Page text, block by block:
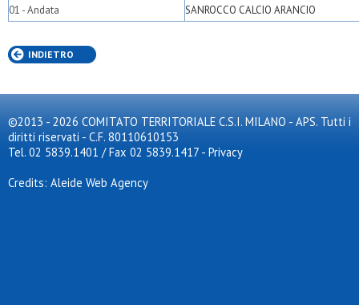
01 - Andata
SANROCCO CALCIO ARANCIO
INDIETRO
©2013 - 2026 COMITATO TERRITORIALE C.S.I. MILANO - APS. Tutti i
diritti riservati - C.F. 80110610153
Tel. 02 5839.1401 / Fax 02 5839.1417 - Privacy
Credits: Aleide Web Agency